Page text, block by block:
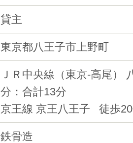
貸主
東京都八王子市上野町
ＪＲ中央線（東京-高尾）
分：合計13分
京王線 京王八王子 徒歩
鉄骨造